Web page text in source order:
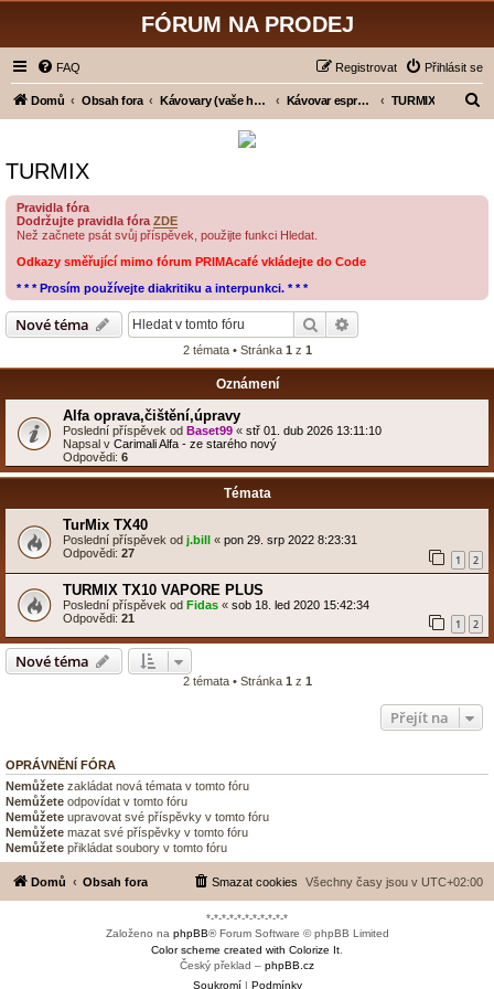
FÓRUM NA PRODEJ
FAQ Přihlásit se
Registrovat
Domů Obsah fora Kávovary (vaše hodnocení) Kávovar espresso - pákový TURMIX
a
TURMIX
Pravidla fóra
Dodržujte pravidla fóra ZDE
Než začnete psát svůj příspěvek, použijte funkci Hledat.
Odkazy směřující mimo fórum PRIMAcafé vkládejte do Code
* * * Prosím používejte diakritiku a interpunkci. * * *
Nové téma Hledat
2 témata • Stránka 1 z 1
Oznámení
Alfa oprava,čištění,úpravy
Poslední příspěvek od Baset99 « stř 01. dub 2026 13:11:10
Napsal v Carimali Alfa - ze starého nový
Odpovědi: 6
Témata
TurMix TX40
Poslední příspěvek od j.bill « pon 29. srp 2022 8:23:31
Odpovědi: 27 1 2
TURMIX TX10 VAPORE PLUS
Poslední příspěvek od Fidas « sob 18. led 2020 15:42:34
Odpovědi: 21 1 2
Nové téma
2 témata • Stránka 1 z 1
Přejít na
OPRÁVNĚNÍ FÓRA
Nemůžete zakládat nová témata v tomto fóru
Nemůžete odpovídat v tomto fóru
Nemůžete upravovat své příspěvky v tomto fóru
Nemůžete mazat své příspěvky v tomto fóru
Nemůžete přikládat soubory v tomto fóru
Domů Obsah fora Všechny časy jsou v UTC+02:00
Smazat cookies
*-*-*-*-*-*-*-*-*-*-*
Založeno na phpBB® Forum Software © phpBB Limited
Color scheme created with Colorize It
Český překlad – phpBB.cz
Soukromí| Podmínky